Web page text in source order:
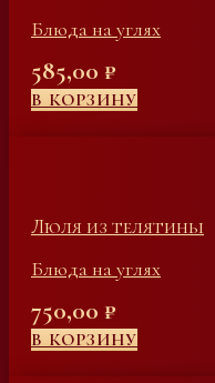
Блюда на углях
585,00 ₽
В КОРЗИНУ
Люля из телятины
Блюда на углях
750,00 ₽
В КОРЗИНУ